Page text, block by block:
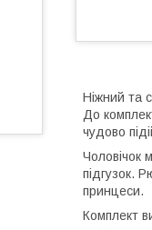
Ніжний та
До
чудово
Чоловічок
підгузок.
принцеси.
Комплект